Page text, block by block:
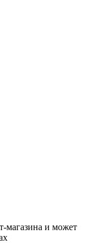
магазина и может